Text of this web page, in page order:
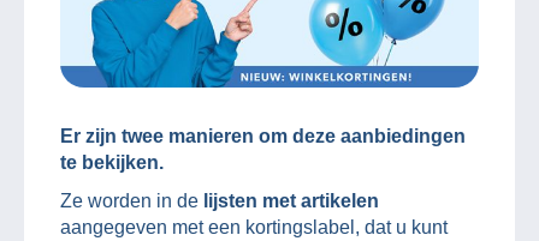
Er zijn twee manieren om deze aanbiedingen
te bekijken.
Ze worden in de lijsten met artikelen
aangegeven met een kortingslabel, dat u kunt